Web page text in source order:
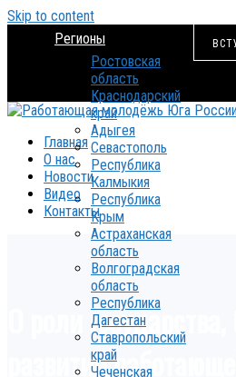
Skip to content
Регионы
Ростовская
область
Краснодарский
край
Адыгея
Севастополь
Республика
Калмыкия
Республика
Крым
Астраханская
область
Волгоградская
область
Республика
Дагестан
Ставропольский
край
Чеченская
Главная
О нас
Новости
Видео
Контакты
О роли государства,
развитии